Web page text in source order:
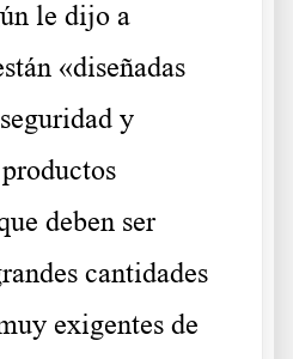
le dijo a
«diseñadas
y
deben ser
cantidades
exigentes de